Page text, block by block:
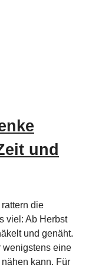
und
die
viel: Ab Herbst
und genäht.
wenigstens eine
kann. Für